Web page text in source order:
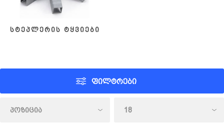
სტეპლერის ტყვიები
ᲤᲘᲚᲢᲠᲔᲑᲘ